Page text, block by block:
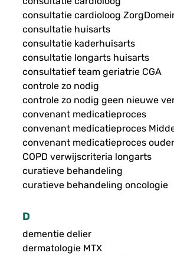
consultatie cardioloog
consultatie huisarts
consultatie kaderhuisarts
consultatie longarts huisarts
consultatief team geriatrie CGA
controle zo nodig
controle zo nodig geen nieuwe
convenant medicatieproces
convenant medicatieproces
convenant medicatieproces
COPD verwijscriteria longarts
curatieve behandeling
curatieve behandeling oncologie
D
dementie delier
dermatologie MTX